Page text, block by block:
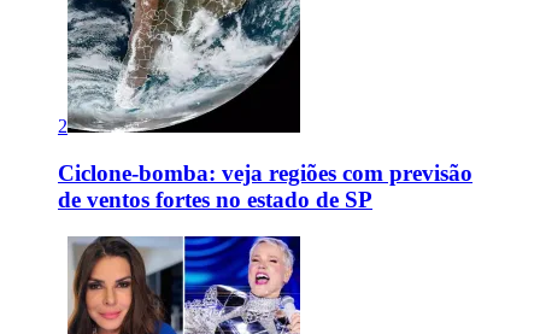
2
Ciclone-bomba: veja regiões com previsão
de ventos fortes no estado de SP